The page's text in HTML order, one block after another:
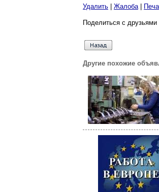
Удалить Жалоба|
Поделиться с
Другие похожие